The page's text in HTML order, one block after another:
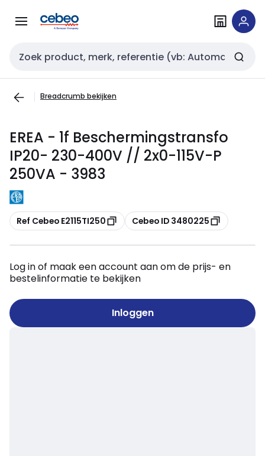
naar
naar
Zoekveld invoer
Breadcrumb bekijken
EREA - 1f Beschermingstransfo
IP20- 230-400V // 2x0-115V-P
250VA - 3983
Kopiëren
Ref Cebeo E2115TI250 Kopiëren
Cebeo ID 3480225
Log in of maak een account aan om de prijs- en
bestelinformatie te bekijken
Inloggen